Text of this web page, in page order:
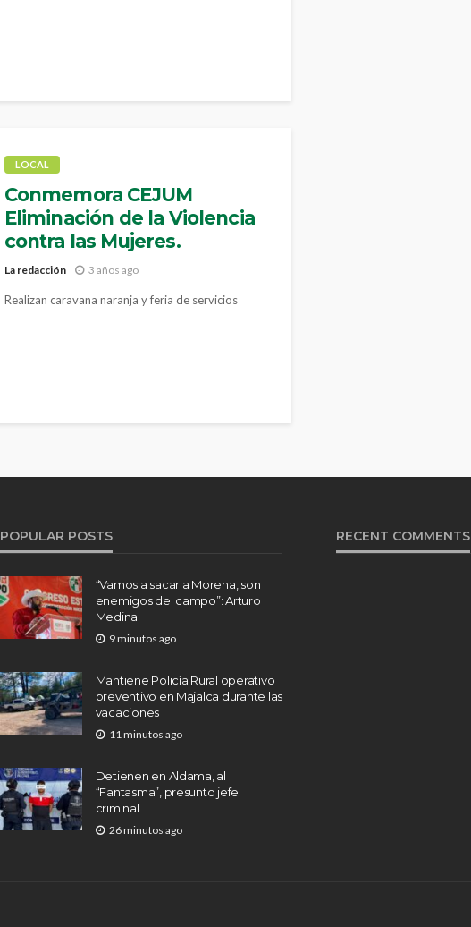
LOCAL
Conmemora CEJUM
Eliminación de la Violencia
contra las Mujeres.
La redacción 3 años ago
Realizan caravana naranja y feria de servicios
POPULAR POSTS
“Vamos a sacar a Morena, son
enemigos del campo”: Arturo
Medina
9 minutos ago
Mantiene Policía Rural operativo
preventivo en Majalca durante las
vacaciones
11 minutos ago
Detienen en Aldama, al
“Fantasma”, presunto jefe
criminal
26 minutos ago
RECENT COMMENTS